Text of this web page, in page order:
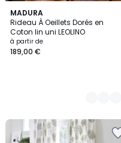
MADURA
Rideau À Oeillets Dorés en
Coton lin uni LEOLINO
à partir de
189,00 €
6
Couleurs